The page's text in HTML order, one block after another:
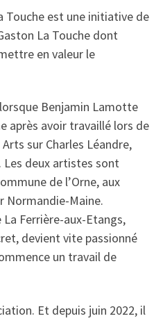
Touche est une initiative de
La Touche dont
en valeur le
Benjamin Lamotte
après avoir travaillé lors de
sur Charles Léandre,
deux artistes sont
de l’Orne, aux
Normandie-Maine.
Ferrière-aux-Etangs,
devient vite passionné
un travail de
Et depuis juin 2022, il